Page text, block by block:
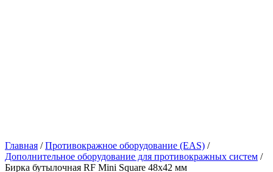
Главная /Противокражное оборудование (EAS) /
Дополнительное оборудование для противокражных систем /
Бирка бутылочная RF Mini Square 48х42 мм